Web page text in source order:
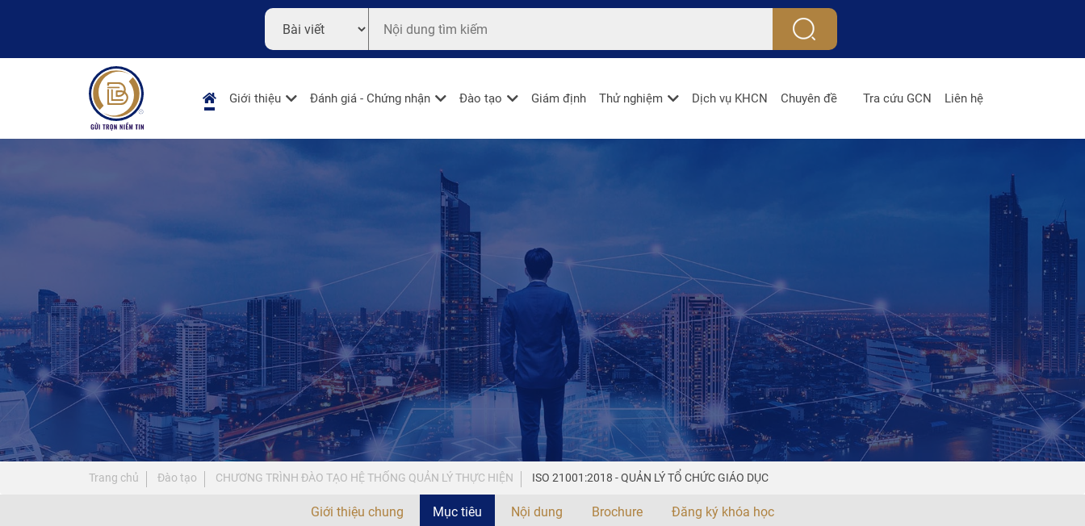
Giới thiệu Đánh giá - Chứng nhận Đào tạo Giám định Thử nghiệm Dịch vụ KHCN Chuyên đề Tra cứu GCN Liên hệ
Trang chủ Đào tạo CHƯƠNG TRÌNH ĐÀO TẠO HỆ THỐNG QUẢN LÝ THỰC HIỆN ISO 21001:2018 - QUẢN LÝ TỔ CHỨC GIÁO DỤC
Giới thiệu chung Mục tiêu Nội dung Brochure Đăng ký khóa học